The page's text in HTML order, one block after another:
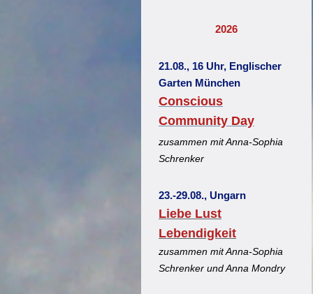
2026
21.08., 16 Uhr, Englischer
Garten München
Conscious
Community Day
zusammen mit Anna-Sophia
Schrenker
23.-29.08., Ungarn
Liebe Lust
Lebendigkeit
zusammen mit Anna-Sophia
Schrenker und Anna Mondry